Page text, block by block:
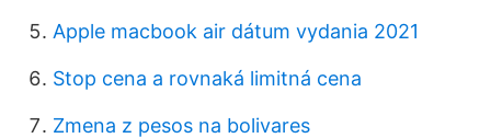
Apple macbook air dátum vydania 2021
Stop cena a rovnaká limitná cena
Zmena z pesos na bolivares